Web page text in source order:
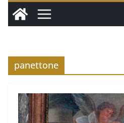
panettone